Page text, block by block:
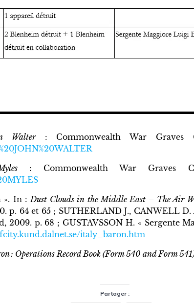
Walter: Commonwealth War Graves
: Commonwealth War Graves
». In :Dust Clouds in the Middle East – The Air
p. 64 et 65 ; SUTHERLAND J., CANWELL D.
2009. p. 68 ; GUSTAVSSON H. « Sergente
italy_baron.htm
: Operations Record Book (Form 540 and Form
Partager :